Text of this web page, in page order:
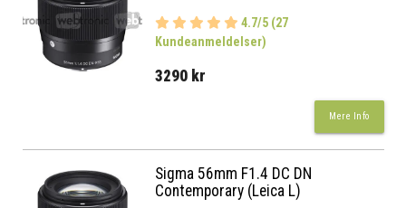
4.7/5 (27
Kundeanmeldelser)
3290 kr
Mere Info
Sigma 56mm F1.4 DC DN
Contemporary (Leica L)